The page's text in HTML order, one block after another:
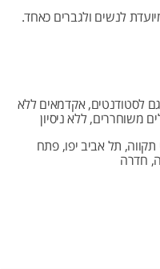
לנשים ולגברים כאחד.
לסטודנטים,אקדמאים ללא
משוחררים,ללא ניסיון
תקווה, תל אביב יפו,פתח
חדרה